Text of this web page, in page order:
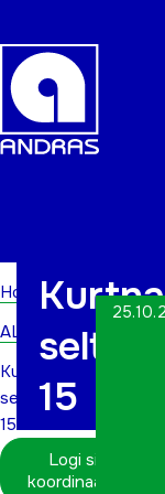
Home
ALWs
Kurtna
seltsimaja
15
Logi sisse
koordinaatorina
Kurtna
15